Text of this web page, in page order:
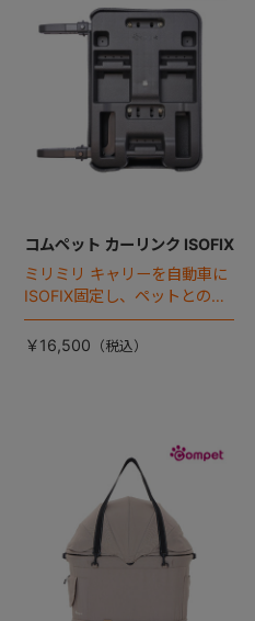
コムペット カーリンク ISOFIX
ミリミリ キャリーを自動車に
ISOFIX固定し、ペットとの車
移動をカンタン・快適に！
￥16,500